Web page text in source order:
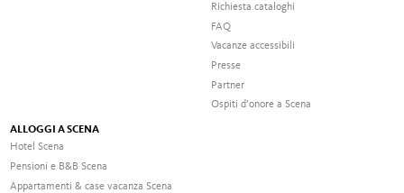
Richiesta cataloghi
FAQ
Vacanze accessibili
Presse
Partner
Ospiti d’onore a Scena
ALLOGGI A SCENA
Hotel Scena
Pensioni e B&B Scena
Appartamenti & case vacanza Scena